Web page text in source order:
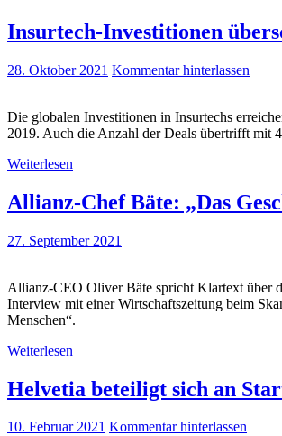
Insurtech-Investitionen
28. Oktober 2021 Kommentar hinterlassen
Die globalen Investitionen in Insurtechs
2019. Auch die Anzahl der Deals übertrifft mit
Weiterlesen
Allianz-Chef Bäte: „Das
27. September 2021
Allianz-CEO Oliver Bäte spricht Klartext über
Interview mit einer Wirtschaftszeitung beim
Menschen“.
Weiterlesen
Helvetia beteiligt sich an
10. Februar 2021 Kommentar hinterlassen